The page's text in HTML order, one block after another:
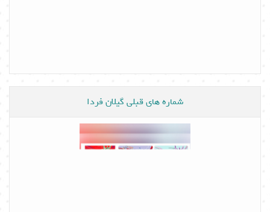
شماره های قبلی گیلان فردا